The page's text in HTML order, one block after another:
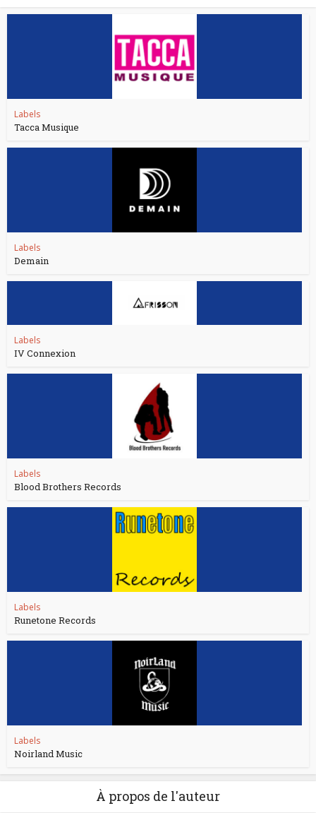
Labels
Tacca Musique
Labels
Demain
Labels
IV Connexion
Labels
Blood Brothers Records
Labels
Runetone Records
Labels
Noirland Music
À propos de l'auteur